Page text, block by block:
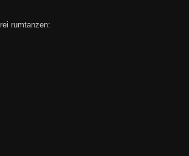
rumtanzen: